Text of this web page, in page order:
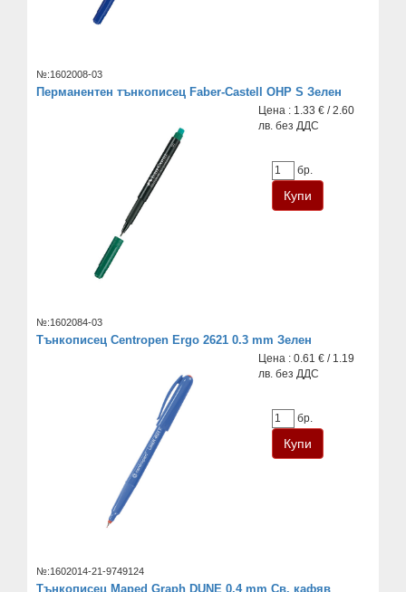
№:1602008-03
Перманентен тънкописец Faber-Castell OHP S Зелен
Цена : 1.33 € / 2.60
лв. без ДДС
бр.
№:1602084-03
Тънкописец Centropen Ergo 2621 0.3 mm Зелен
Цена : 0.61 € / 1.19
лв. без ДДС
бр.
№:1602014-21-9749124
Тънкописец Maped Graph DUNE 0.4 mm Св. кафяв